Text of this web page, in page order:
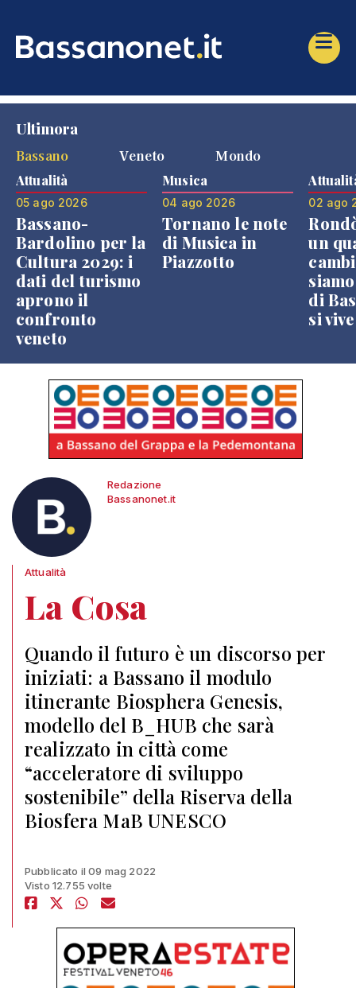
Ultimora
Bassano
Veneto Mondo
Attualità
05 ago 2026
Bassano-
Bardolino per la
Cultura 2029: i
dati del turismo
aprono il
confronto
veneto
Musica
04 ago 2026
Tornano le note
di Musica in
Piazzotto
02 ago
un
di
si
Redazione
Bassanonet.it
Attualità
La Cosa
Quando il futuro è un discorso per
iniziati: a Bassano il modulo
itinerante Biosphera Genesis,
modello del B_HUB che sarà
realizzato in città come
“acceleratore di sviluppo
sostenibile” della Riserva della
Biosfera MaB UNESCO
Pubblicato il 09 mag 2022
Visto 12.755 volte